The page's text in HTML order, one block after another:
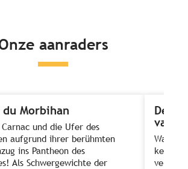
aanraders
Morbihan
und die Ufer des
aufgrund ihrer berühmten
ins Pantheon des
Als Schwergewichte der
De 8
van
Wat